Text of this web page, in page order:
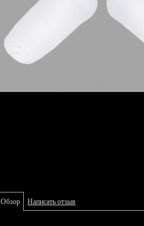
Обзор Написать отзыв